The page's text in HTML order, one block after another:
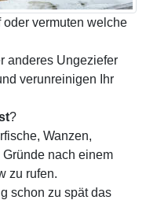
oder vermuten welche
anderes Ungeziefer
verunreinigen Ihr
?
Wanzen,
nach einem
zu rufen.
schon zu spät das